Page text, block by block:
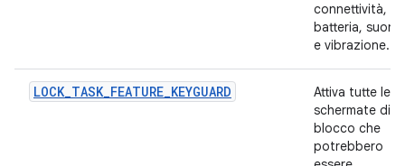
connettività,
batteria, suoni
e vibrazione.
LOCK_TASK_FEATURE_KEYGUARD
Attiva tutte le
schermate di
blocco che
potrebbero